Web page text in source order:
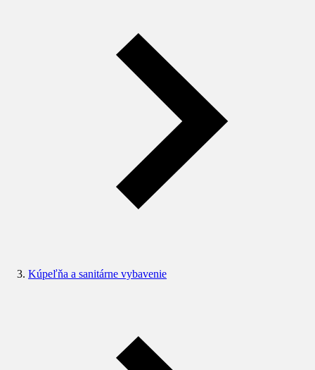
Kúpeľňa a sanitárne vybavenie